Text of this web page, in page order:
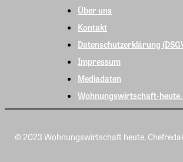
Über uns
Kontakt
Datenschutzerklärung
Impressum
Mediadaten
Wohnungswirtschaft-
© 2023 Wohnungswirtschaft heute,